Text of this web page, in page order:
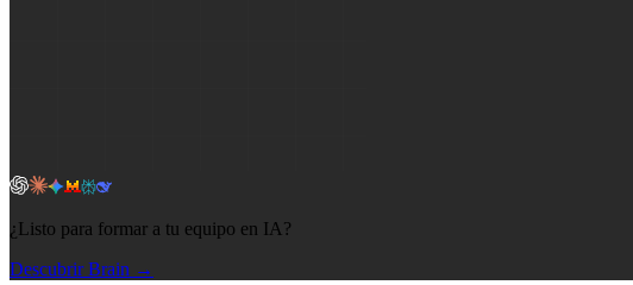
¿Listo para formar a tu equipo en IA?
Descubrir Brain →